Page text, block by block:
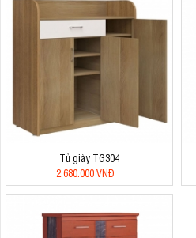
Tủ giày TG304
2.680.000 VNĐ